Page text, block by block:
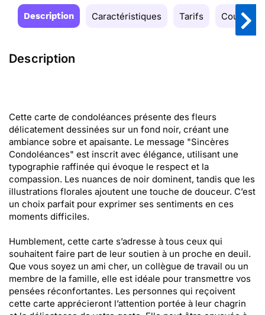
Description Caractéristiques Tarifs Couleurs
Description
Cette carte de condoléances présente des fleurs
délicatement dessinées sur un fond noir, créant une
ambiance sobre et apaisante. Le message "Sincères
Condoléances" est inscrit avec élégance, utilisant une
typographie raffinée qui évoque le respect et la
compassion. Les nuances de noir dominent, tandis que les
illustrations florales ajoutent une touche de douceur. C’est
un choix parfait pour exprimer ses sentiments en ces
moments difficiles.
Humblement, cette carte s’adresse à tous ceux qui
souhaitent faire part de leur soutien à un proche en deuil.
Que vous soyez un ami cher, un collègue de travail ou un
membre de la famille, elle est idéale pour transmettre vos
pensées réconfortantes. Les personnes qui reçoivent
cette carte apprécieront l’attention portée à leur chagrin